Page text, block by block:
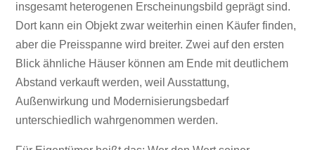
insgesamt heterogenen Erscheinungsbild geprägt sind.
Dort kann ein Objekt zwar weiterhin einen Käufer finden,
aber die Preisspanne wird breiter. Zwei auf den ersten
Blick ähnliche Häuser können am Ende mit deutlichem
Abstand verkauft werden, weil Ausstattung,
Außenwirkung und Modernisierungsbedarf
unterschiedlich wahrgenommen werden.